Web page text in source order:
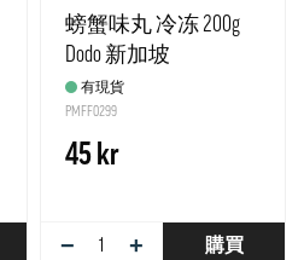
螃蟹味丸 冷冻 200g
Dodo 新加坡
有現貨
PMFF0299
45 kr
− + 購買